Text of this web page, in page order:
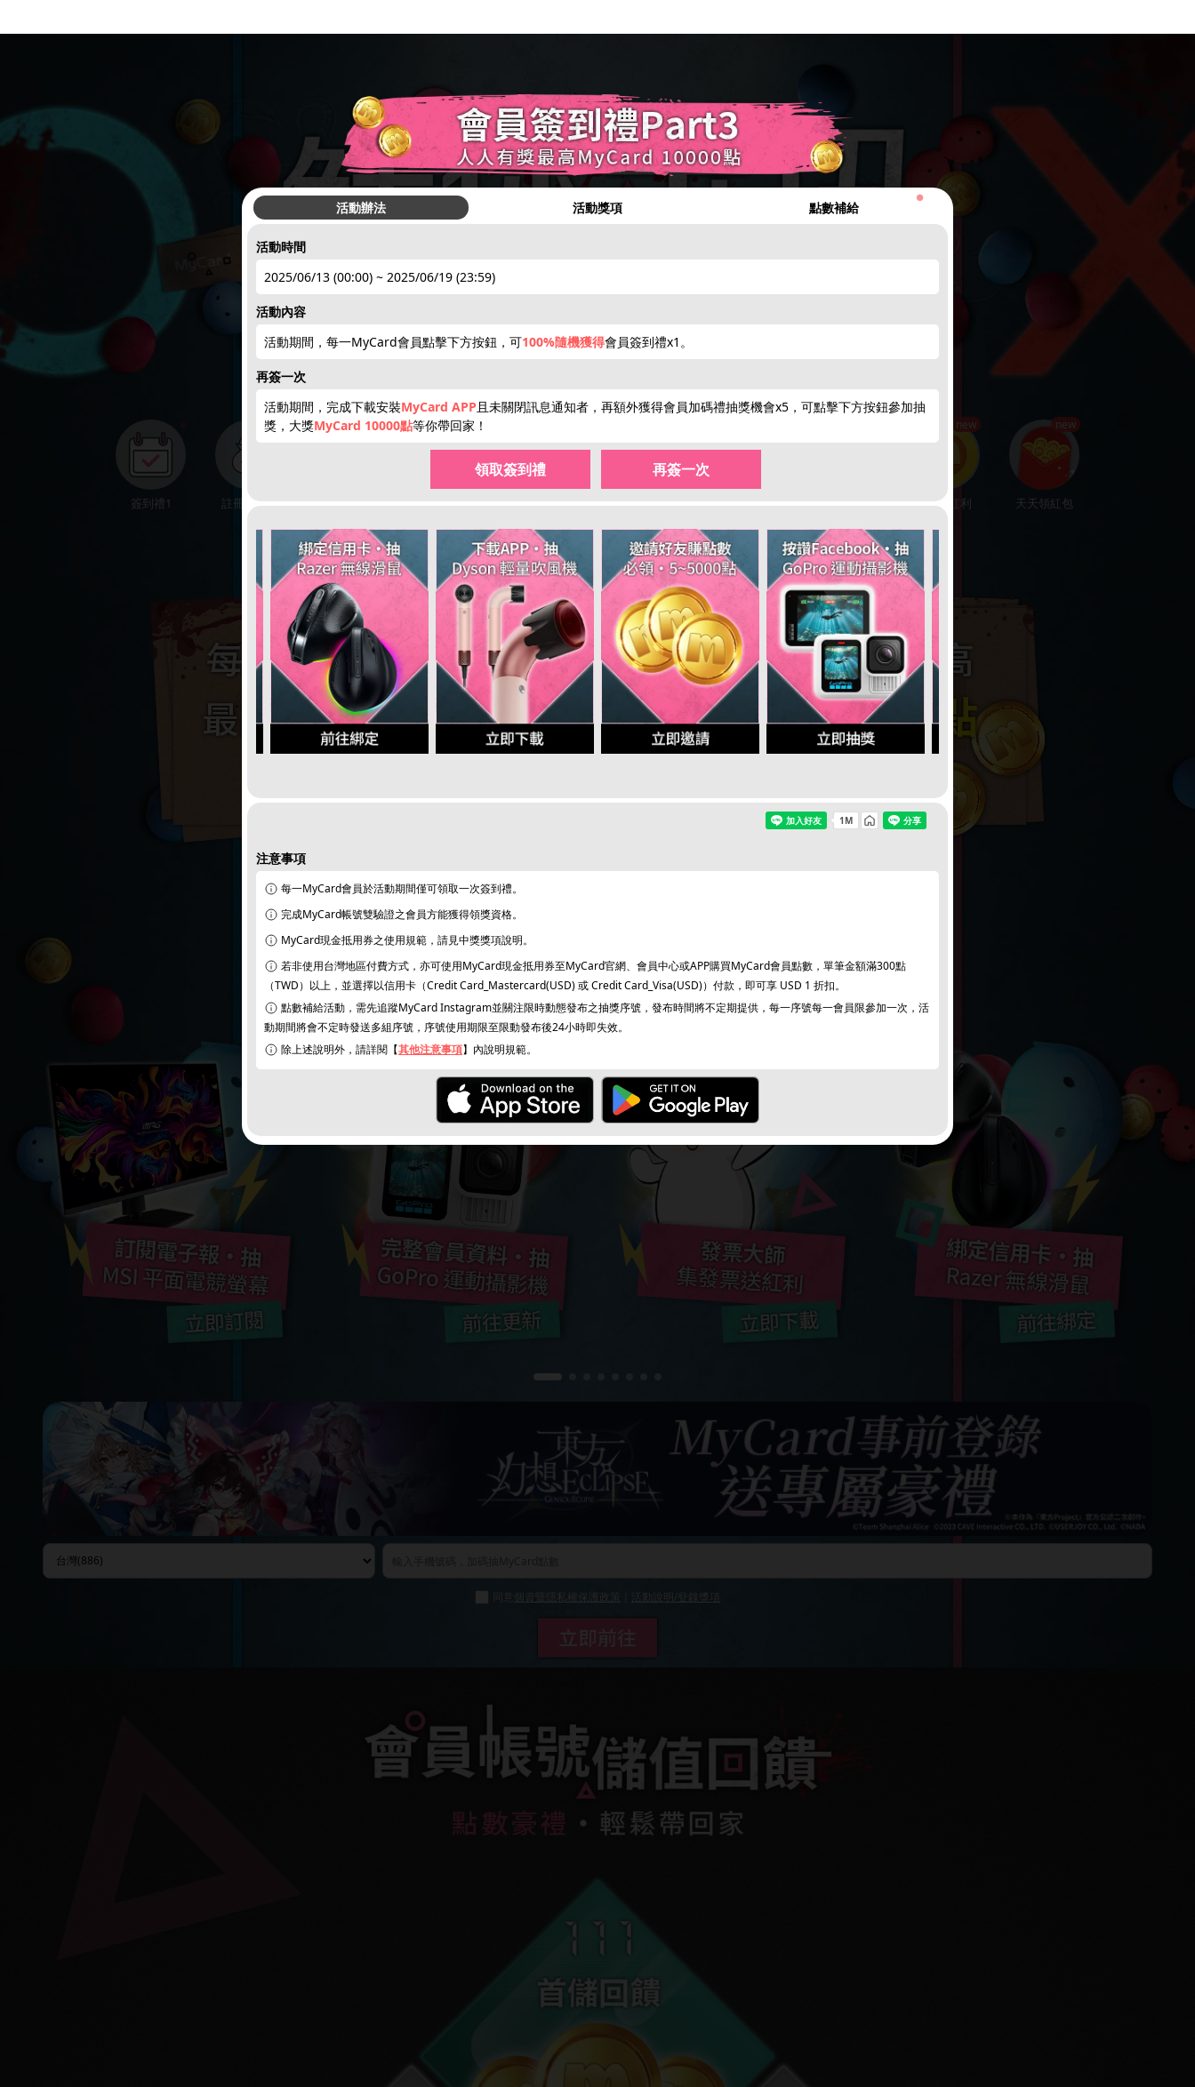
簽到禮1 註冊領點數 下載APP 限量50點 點數補給 回饋10% 限時加碼 楓幣回饋
new
賺200紅利
new
天天領紅包
同意 個資暨隱私權保護政策 活動說明/登錄獎項
活動辦法 活動獎項 點數補給
●
活動時間
2025/06/13 (00:00) ~ 2025/06/19 (23:59)
活動內容
活動期間，每一MyCard會員點擊下方按鈕，可100%隨機獲得會員簽到禮x1。
再簽一次
活動期間，完成下載安裝MyCard APP且未關閉訊息通知者，再額外獲得會員加碼禮抽獎機會x5，可點擊下方按鈕參加抽
獎，大獎MyCard 10000點等你帶回家！
領取簽到禮 再簽一次
注意事項
每一MyCard會員於活動期間僅可領取一次簽到禮。
完成MyCard帳號雙驗證之會員方能獲得領獎資格。
MyCard現金抵用券之使用規範，請見中獎獎項說明。
若非使用台灣地區付費方式，亦可使用MyCard現金抵用券至MyCard官網、會員中心或APP購買MyCard會員點數，單筆金額滿300點
（TWD）以上，並選擇以信用卡（Credit Card_Mastercard(USD) 或 Credit Card_Visa(USD)）付款，即可享 USD 1 折扣。
點數補給活動，需先追蹤MyCard Instagram並關注限時動態發布之抽獎序號，發布時間將不定期提供，每一序號每一會員限參加一次，活
動期間將會不定時發送多組序號，序號使用期限至限動發布後24小時即失效。
除上述說明外，請詳閱【其他注意事項】內說明規範。